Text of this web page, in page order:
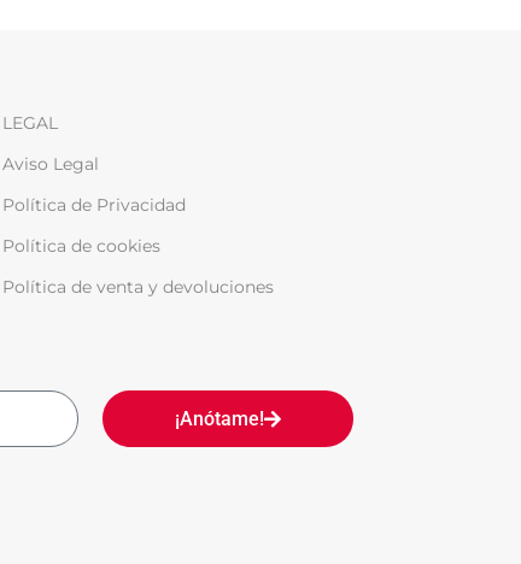
LEGAL
Aviso Legal
Política de Privacidad
Política de cookies
Política de venta y devoluciones
¡Anótame!